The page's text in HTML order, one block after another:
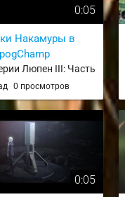
0:05
Накамуры в
Люпен III: Часть
Part II
0 просмотров
0:05